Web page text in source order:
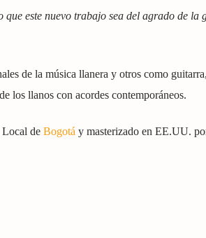
este nuevo trabajo sea del agrado de la
de la música llanera y otros como
los llanos con acordes contemporáneos.
Local de Bogotá y masterizado en EE.UU.